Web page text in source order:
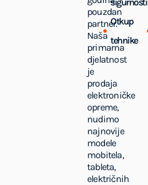
pouzdan
partner.
Naša
primarna
djelatnost
je
prodaja
elektroničke
opreme,
nudimo
najnovije
modele
mobitela,
tableta,
električnih
Otkup
tehnike